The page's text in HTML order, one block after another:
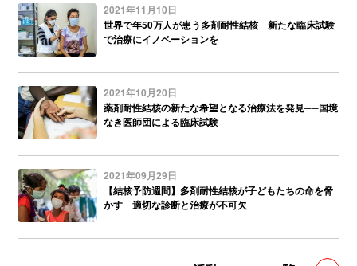
2021年11月10日
世界で年50万人が患う多剤耐性結核 新たな臨床試験
で治療にイノベーションを
2021年10月20日
薬剤耐性結核の新たな希望となる治療法を発見──国境
なき医師団による臨床試験
2021年09月29日
【結核予防週間】多剤耐性結核が子どもたちの命を脅
かす 適切な診断と治療が不可欠